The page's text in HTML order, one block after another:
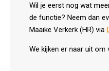
Wil je eerst nog wat
de functie? Neem dan
Maaike Verkerk (HR) via
We kijken er naar uit om